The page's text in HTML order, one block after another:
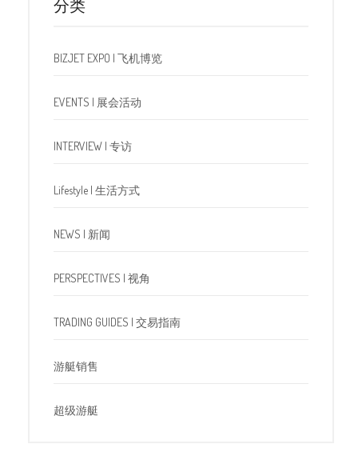
分类
BIZJET EXPO | 飞机博览
EVENTS | 展会活动
INTERVIEW | 专访
Lifestyle | 生活方式
NEWS | 新闻
PERSPECTIVES | 视角
TRADING GUIDES | 交易指南
游艇销售
超级游艇